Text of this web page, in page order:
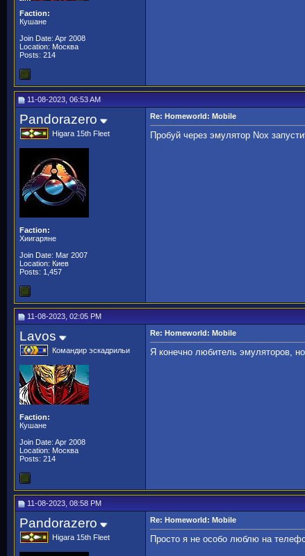
Faction:
Кушане
Join Date: Apr 2008
Location: Москва
Posts: 214
11-08-2023, 06:53 AM
Pandorazero
Higara 15th Fleet
Faction:
Хиигаряне
Join Date: Mar 2007
Location: Киев
Posts: 1,457
Re: Homeworld: Mobile
Пробуй через эмулятор Nox
11-08-2023, 02:05 PM
Lavos
Командир эскадрильи
Faction:
Кушане
Join Date: Apr 2008
Location: Москва
Posts: 214
Re: Homeworld: Mobile
Я конечно любитель эмуляторов,
11-08-2023, 08:58 PM
Pandorazero
Higara 15th Fleet
Re: Homeworld: Mobile
Просто я не особо люблю на